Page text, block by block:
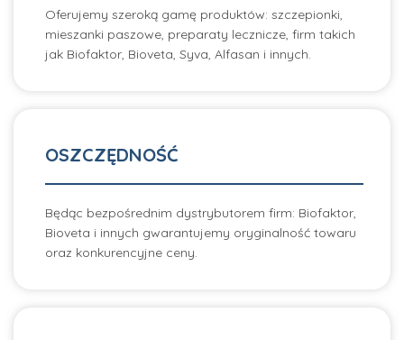
Oferujemy szeroką gamę produktów: szczepionki,
mieszanki paszowe, preparaty lecznicze, firm takich
jak Biofaktor, Bioveta, Syva, Alfasan i innych.
OSZCZĘDNOŚĆ
Będąc bezpośrednim dystrybutorem firm: Biofaktor,
Bioveta i innych gwarantujemy oryginalność towaru
oraz konkurencyjne ceny.